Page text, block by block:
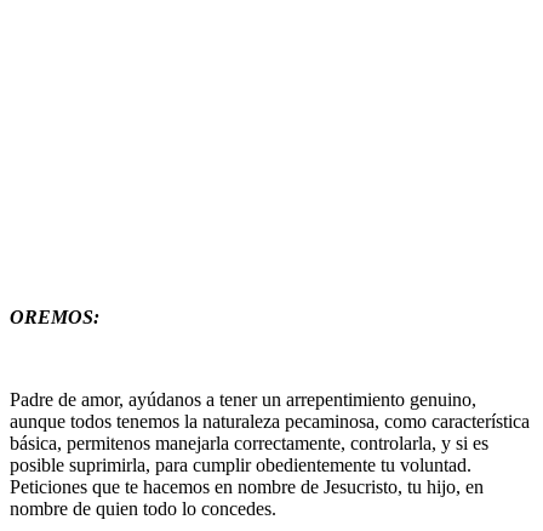
OREMOS:
Padre de amor, ayúdanos a tener un arrepentimiento genuino,
aunque todos tenemos la naturaleza pecaminosa, como característica
básica, permitenos manejarla correctamente, controlarla, y si es
posible suprimirla, para cumplir obedientemente tu voluntad.
Peticiones que te hacemos en nombre de Jesucristo, tu hijo, en
nombre de quien todo lo concedes.